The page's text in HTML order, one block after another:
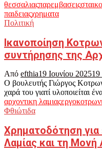
θεσσαλιαςπαρεμβασεις
παιδειαςχρηματα
Πολιτική
Ικανοποίηση
συντήρησης της
Από efthia19 Ιουνίου 202519
Ο βουλευτής Γιώργος
χαρά του γιατί υλοποιείται
αρχοντικη λαμιαςεργο
Φθιώτιδα
Χρηματοδότηση
Λαμίας και τη